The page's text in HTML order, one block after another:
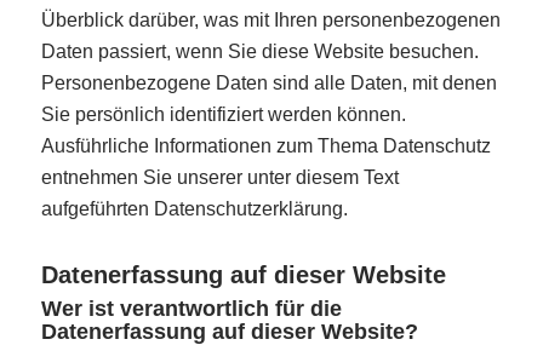
Überblick darüber, was mit Ihren personenbezogenen
Daten passiert, wenn Sie diese Website besuchen.
Personenbezogene Daten sind alle Daten, mit denen
Sie persönlich identifiziert werden können.
Ausführliche Informationen zum Thema Datenschutz
entnehmen Sie unserer unter diesem Text
aufgeführten Datenschutzerklärung.
Datenerfassung auf dieser Website
Wer ist verantwortlich für die
Datenerfassung auf dieser Website?